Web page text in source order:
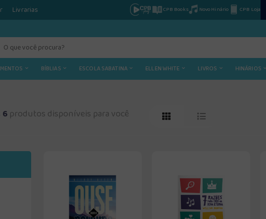
Livrarias CPB Books Novo Hinário CPB Loja
BÍBLIAS ESCOLA SABATINA ELLEN WHITE LIVROS HINÁRIOS
6 produtos disponíveis para você